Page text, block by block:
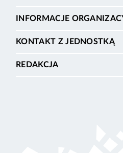
INFORMACJE
KONTAKT Z JEDNOSTKĄ
REDAKCJA